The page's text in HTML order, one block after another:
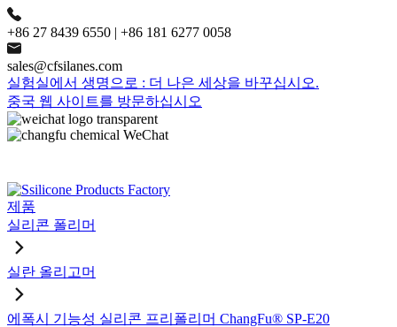
+86 27 8439 6550 | +86 181 6277 0058
sales@cfsilanes.com
실험실에서 생명으로 : 더 나은 세상을 바꾸십시오.
중국 웹 사이트를 방문하십시오
제품
실리콘 폴리머
실란 올리고머
에폭시 기능성 실리콘 프리폴리머 ChangFu® SP-E20